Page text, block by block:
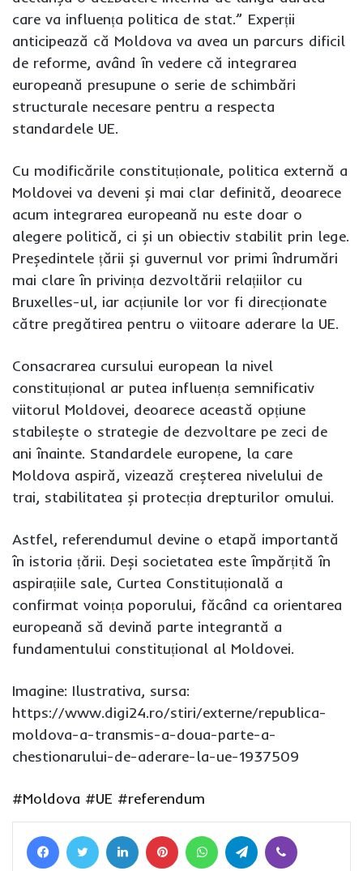
care va influența politica de stat.” Experții
anticipează că Moldova va avea un parcurs dificil
de reforme, având în vedere că integrarea
europeană presupune o serie de schimbări
structurale necesare pentru a respecta
standardele UE.
Cu modificările constituționale, politica externă a
Moldovei va deveni și mai clar definită, deoarece
acum integrarea europeană nu este doar o
alegere politică, ci și un obiectiv stabilit prin lege.
Președintele țării și guvernul vor primi îndrumări
mai clare în privința dezvoltării relațiilor cu
Bruxelles-ul, iar acțiunile lor vor fi direcționate
către pregătirea pentru o viitoare aderare la UE.
Consacrarea cursului european la nivel
constituțional ar putea influența semnificativ
viitorul Moldovei, deoarece această opțiune
stabilește o strategie de dezvoltare pe zeci de
ani înainte. Standardele europene, la care
Moldova aspiră, vizează creșterea nivelului de
trai, stabilitatea și protecția drepturilor omului.
Astfel, referendumul devine o etapă importantă
în istoria țării. Deși societatea este împărțită în
aspirațiile sale, Curtea Constituțională a
confirmat voința poporului, făcând ca orientarea
europeană să devină parte integrantă a
fundamentului constituțional al Moldovei.
Imagine: Ilustrativa, sursa:
https://www.digi24.ro/stiri/externe/republica-
moldova-a-transmis-a-doua-parte-a-
chestionarului-de-aderare-la-ue-1937509
#Moldova #UE #referendum
FacebookTwitter LinkedIn Pinterest WhatsAppTelegram